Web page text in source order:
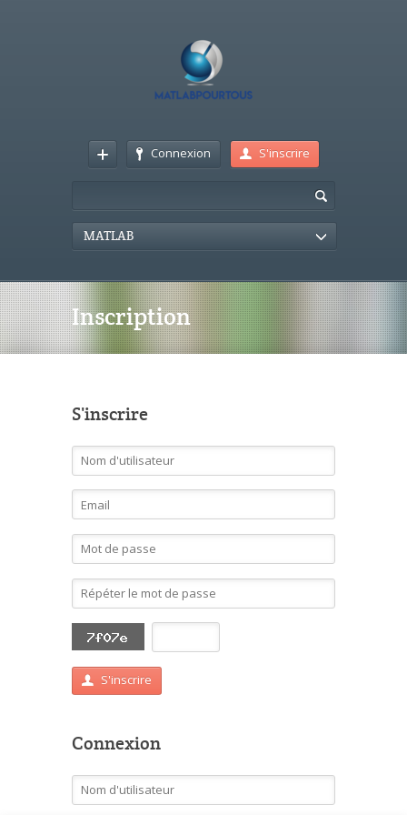
Connexion S'inscrire
MATLAB
Inscription
S'inscrire
S'inscrire
Connexion